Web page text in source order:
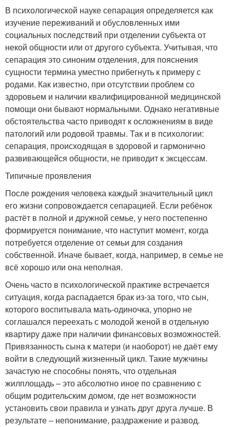
В психологической науке сепарация определяется как
изучение переживаний и обусловленных ими
социальных последствий при отделении субъекта от
некой общности или от другого субъекта. Учитывая, что
сепарация это синоним отделения, для пояснения
сущности термина уместно прибегнуть к примеру с
родами. Как известно, при отсутствии проблем со
здоровьем и наличии квалифицированной медицинской
помощи они бывают нормальными. Однако негативные
обстоятельства часто приводят к осложнениям в виде
патологий или родовой травмы. Так и в психологии:
сепарация, происходящая в здоровой и гармонично
развивающейся общности, не приводит к эксцессам.
Типичные проявления
После рождения человека каждый значительный цикл
его жизни сопровождается сепарацией. Если ребёнок
растёт в полной и дружной семье, у него постепенно
формируется понимание, что наступит момент, когда
потребуется отделение от семьи для создания
собственной. Иначе бывает, когда, например, в семье не
всё хорошо или она неполная.
Очень часто в психологической практике встречается
ситуация, когда распадается брак из-за того, что сын,
которого воспитывала мать-одиночка, упорно не
соглашался переехать с молодой женой в отдельную
квартиру даже при наличии финансовых возможностей.
Привязанность сына к матери (и наоборот) не даёт ему
войти в следующий жизненный цикл. Такие мужчины
зачастую не способны понять, что отдельная
жилплощадь ‒ это абсолютно иное по сравнению с
общим родительским домом, где нет возможности
установить свои правила и узнать друг друга лучше. В
результате ‒ непонимание, раздражение и развод.